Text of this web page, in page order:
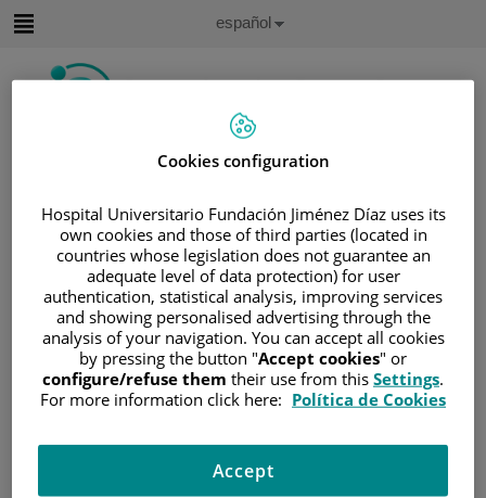
Buscar
Selector
de
idioma
Idioma
Español
Inicio/ÁREA DEL PACIENTE
SOBRE EL CÁNCER
/INFORMACIÓN Y SOPORTE AL PACIENTE
/TIPOS DE CÁNCER
ÁREA DE NEOPLASIAS HEMATOLÓGICAS
/LEUCEMIAS
/TRATAMIENTO DE LA LAL
Cookies configuration
Hospital Universitario Fundación Jiménez Díaz uses its
own cookies and those of third parties (located in
countries whose legislation does not guarantee an
adequate level of data protection) for user
authentication, statistical analysis, improving services
and showing personalised advertising through the
analysis of your navigation. You can accept all cookies
by pressing the button "Accept cookies" or
configure/refuse them their use from this Settings.
For more information click here: Política de Cookies
Accept